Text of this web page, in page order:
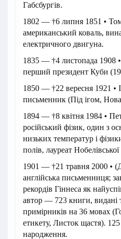
Габсбургів.
1802 — †6 липня 1851 •
американський коваль,
електричного двигуна.
1835 — †4 листопада 1908
перший президент Куби
1850 — †22 вересня 1921 •
письменник (Під ігом,
1894 — †8 квітня 1984 •
російський фізик, один з
низьких температур і
полів, лауреат
1901 — †21 травня 2000 •
англійська письменниця;
рекордів Гіннеса як
автор — 723 книги, видані
примірників на 36 мовах
етикету, Листок щастя). 125
народження.